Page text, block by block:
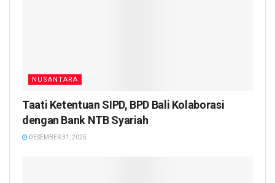
NUSANTARA
Taati Ketentuan SIPD, BPD Bali Kolaborasi
dengan Bank NTB Syariah
DESEMBER 31, 2025